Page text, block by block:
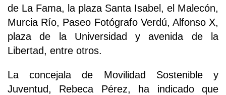
de La Fama, la plaza Santa Isabel, el Malecón,
Murcia Río, Paseo Fotógrafo Verdú, Alfonso X,
plaza de la Universidad y avenida de la
Libertad, entre otros.
La concejala de Movilidad Sostenible y
Juventud, Rebeca Pérez, ha indicado que